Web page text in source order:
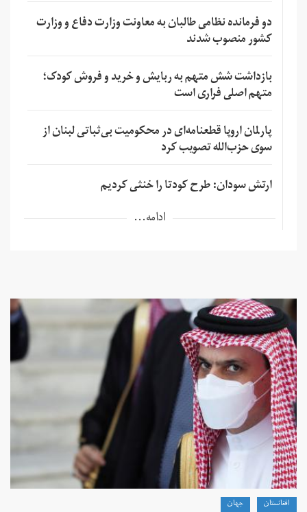
دو فرمانده نظامی طالبان به معاونت وزارت دفاع و وزارت
کشور منصوب شدند
بازداشت شش متهم به ربایش و خرید و فروش کودک؛
متهم اصلی فراری است
پارلمان اروپا قطعنامه‌ای در محکومیت بی‌ثباتی لبنان از
سوی حزب‌الله تصویب کرد
ارتش سودان: طرح کودتا را خنثی کردیم
ادامه...
افغانستان جهان